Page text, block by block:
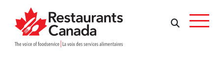
Skip to Main Content
Rechercher